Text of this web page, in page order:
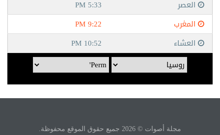
مجلة أصوات © 2026 جميع حقوق الموقع محفوظة.